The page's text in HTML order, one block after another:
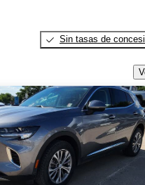
Sin tasas de